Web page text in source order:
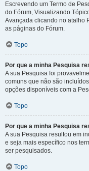
Escrevendo um Termo de
do Fórum, Visualizando
Avançada clicando no atalho
as páginas do Fórum.
Topo
Por que a minha Pesquisa
A sua Pesquisa foi
comuns que não são
opções disponíveis com a
Topo
Por que a minha Pesquisa
A sua Pesquisa resultou em
e seja mais específico nos
ser pesquisados.
Topo